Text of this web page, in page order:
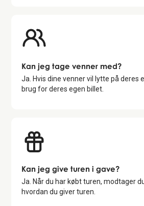
Kan jeg tage venner med?
Ja. Hvis dine venner vil lytte på deres
brug for deres egen billet.
Kan jeg give turen i gave?
Ja. Når du har købt turen, modtager
hvordan du giver turen.